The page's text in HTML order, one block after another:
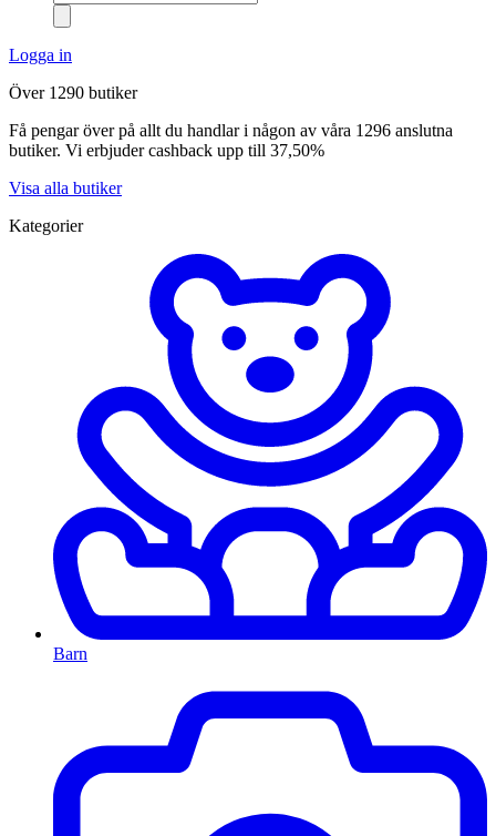
Logga in
Över 1290 butiker
Få pengar över på allt du handlar i någon av våra 1296 anslutna
butiker. Vi erbjuder cashback upp till 37,50%
Visa alla butiker
Kategorier
Barn